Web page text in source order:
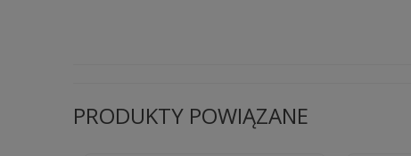
PRODUKTY POWIĄZANE